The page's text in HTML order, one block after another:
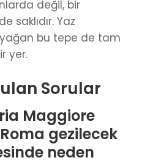
değil, bir
saklıdır. Yaz
bu tepe de tam
yer.
Sorular
Maggiore
gezilecek
neden